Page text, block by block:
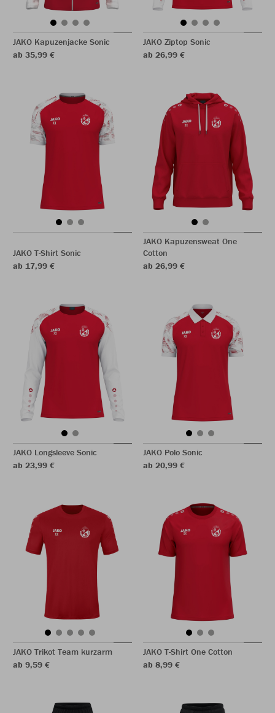
JAKO Kapuzenjacke Sonic
ab 35,99 €
JAKO Ziptop Sonic
ab 26,99 €
JAKO T-Shirt Sonic
ab 17,99 €
JAKO Kapuzensweat One
Cotton
ab 26,99 €
JAKO Longsleeve Sonic
ab 23,99 €
JAKO Polo Sonic
ab 20,99 €
JAKO Trikot Team kurzarm
ab 9,59 €
JAKO T-Shirt One Cotton
ab 8,99 €